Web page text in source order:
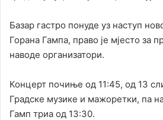
Базар гастро понуде уз наступ
Горана Гампа, право је мјесто за
наводе организатори.
Концерт почиње од 11:45, од 13
Градске музике и мажоретки, па
Гамп триа од 13:30.